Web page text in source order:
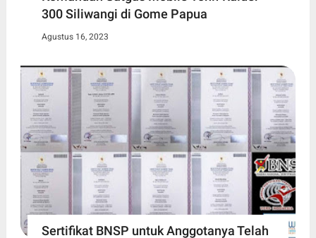
300 Siliwangi di Gome Papua
Agustus 16, 2023
Sertifikat BNSP untuk Anggotanya Telah